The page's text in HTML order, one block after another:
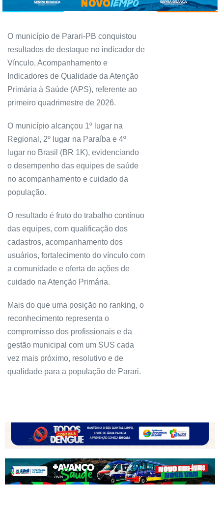
O município de Parari-PB conquistou
resultados de destaque no indicador de
Vínculo, Acompanhamento e
Indicadores de Qualidade da Atenção
Primária à Saúde (APS), referente ao
primeiro quadrimestre de 2026.
O município alcançou 1º lugar na
Regional, 2º lugar na Paraíba e 4º
lugar no Brasil (BR 1K), evidenciando
o desempenho das equipes de saúde
no acompanhamento e cuidado da
população.
O resultado é fruto do trabalho contínuo
das equipes, com qualificação dos
cadastros, acompanhamento dos
usuários, fortalecimento do vínculo com
a comunidade e oferta de ações de
cuidado na Atenção Primária.
Mais do que uma posição no ranking, o
reconhecimento representa o
compromisso dos profissionais e da
gestão municipal com um SUS cada
vez mais próximo, resolutivo e de
qualidade para a população de Parari.